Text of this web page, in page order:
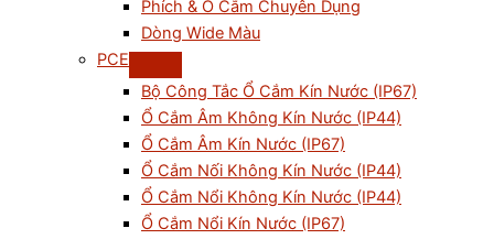
Phích & Ổ Cắm Chuyên Dụng
Dòng Wide Màu
PCE
Bộ Công Tắc Ổ Cắm Kín Nước (IP67)
Ổ Cắm Âm Không Kín Nước (IP44)
Ổ Cắm Âm Kín Nước (IP67)
Ổ Cắm Nối Không Kín Nước (IP44)
Ổ Cắm Nổi Không Kín Nước (IP44)
Ổ Cắm Nổi Kín Nước (IP67)